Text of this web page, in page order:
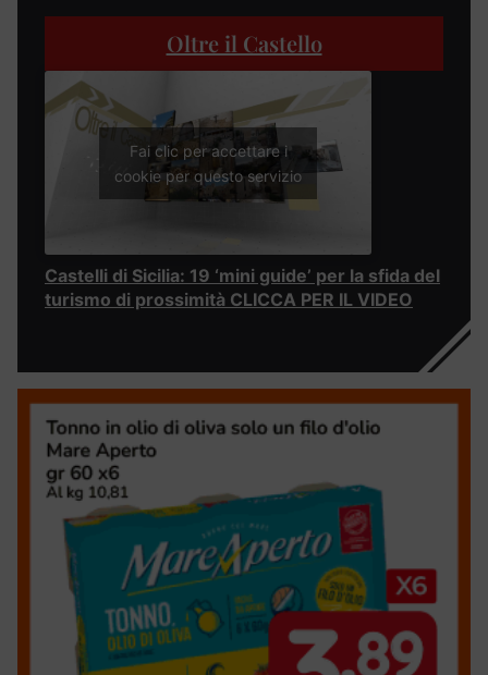
Oltre il Castello
Fai clic per accettare i
cookie per questo servizio
Castelli di Sicilia: 19 ‘mini guide’ per la sfida del
turismo di prossimità CLICCA PER IL VIDEO